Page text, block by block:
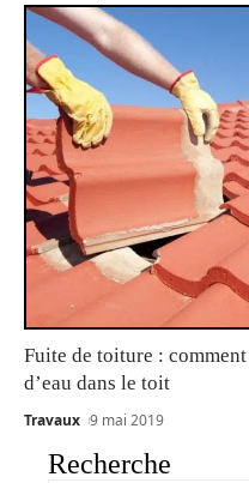
Fuite de toiture :
d’eau dans le toit
Travaux 9 mai 2019
Recherche